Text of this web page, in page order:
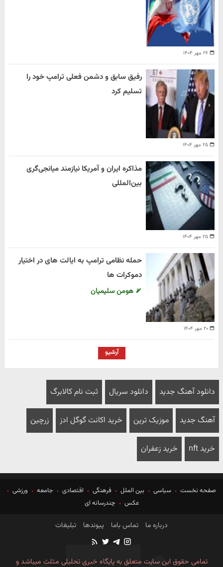
۲۶ مهر ۱۴۰۴
۲۵ مهر ۱۴۰۴
رفیق سابق و دشمن فعلی ترامپ خود را
تسلیم کرد
۲۵ مهر ۱۴۰۴
مذاکره ایران و آمریکا نیازمند میانجی‌گری
بین‌المللی
۲۰ مهر ۱۴۰۴
حمله نظامی ترامپ به ایالت های در اختیار
دموکرات ها
هومن سلیمیان
آرشیو
دانلود آهنگ جدید دانلود سریال ثبت نام کالابرگ
آهنگ جدید موزیک ترین خرید اکانت گوگل ادز زرچین
خرید nft خرید زعفران
صفحه نخست سیاسی بین الملل فرهنگی اقتصادی جامعه
ورزشی
عکس
چندرسانه ای
درباره ما تماس باما پیوندها تبلیغات
تمامی حقوق این سایت متعلق به پایگاه خبری تحلیلی مثلث میباشد و